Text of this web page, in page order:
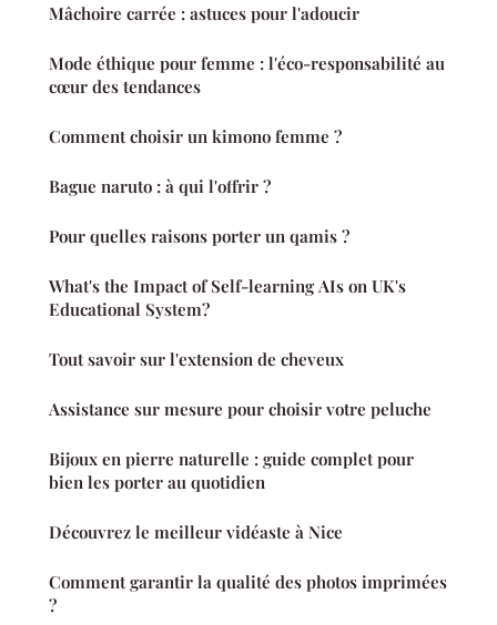
Mâchoire carrée : astuces pour l'adoucir
Mode éthique pour femme : l'éco-responsabilité au
cœur des tendances
Comment choisir un kimono femme ?
Bague naruto : à qui l'offrir ?
Pour quelles raisons porter un qamis ?
What's the Impact of Self-learning AIs on UK's
Educational System?
Tout savoir sur l'extension de cheveux
Assistance sur mesure pour choisir votre peluche
Bijoux en pierre naturelle : guide complet pour
bien les porter au quotidien
Découvrez le meilleur vidéaste à Nice
Comment garantir la qualité des photos imprimées
?